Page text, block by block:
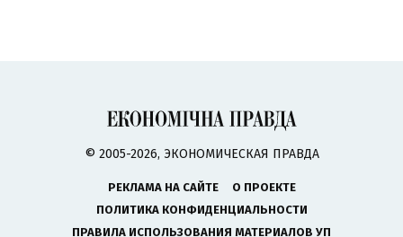
© 2005-2026, ЭКОНОМИЧЕСКАЯ ПРАВДА
РЕКЛАМА НА САЙТЕ
О ПРОЕКТЕ
ПОЛИТИКА КОНФИДЕНЦИАЛЬНОСТИ
ПРАВИЛА ИСПОЛЬЗОВАНИЯ МАТЕРИАЛОВ УП